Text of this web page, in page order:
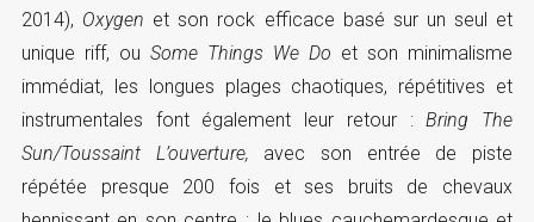
2014), Oxygen et son rock efficace basé sur un seul et
unique riff, ou Some Things We Do et son minimalisme
immédiat, les longues plages chaotiques, répétitives et
instrumentales font également leur retour :Bring The
Sun/Toussaint L’ouverture, avec son entrée de piste
répétée presque 200 fois et ses bruits de chevaux